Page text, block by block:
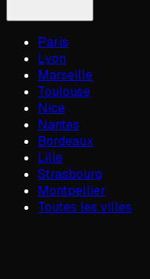
Paris
Lyon
Marseille
Toulouse
Nice
Nantes
Bordeaux
Lille
Strasbourg
Montpellier
Toutes les villes